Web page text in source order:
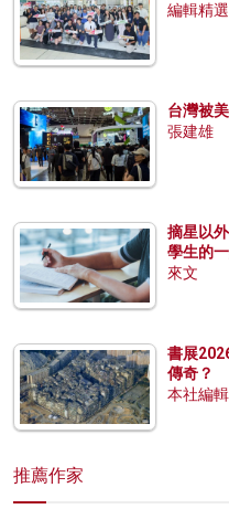
編輯精選
台灣被
張建雄
摘星以
學生的
來文
書展
傳奇？
本社編
推薦作家